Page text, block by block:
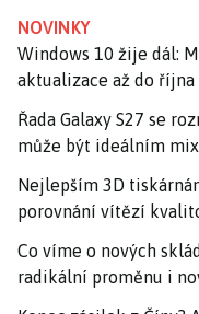
NOVINKY
Windows 10 žije dál:
aktualizace až do října
Řada Galaxy S27 se
může být ideálním
Nejlepším 3D
porovnání vítězí
Co víme o nových
radikální proměnu i